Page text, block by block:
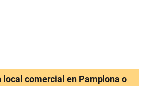
local comercial en Pamplona o